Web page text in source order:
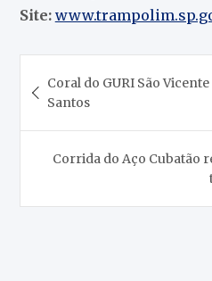
Site:
de
Post
Coral do GURI São
Santos
Corrida do Aço Cubatão